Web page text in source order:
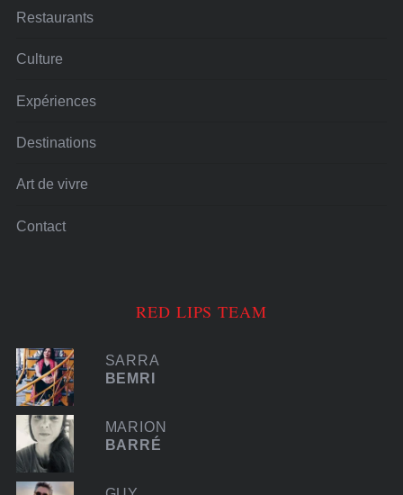
Restaurants
Culture
Expériences
Destinations
Art de vivre
Contact
RED LIPS TEAM
SARRA
BEMRI
MARION
BARRÉ